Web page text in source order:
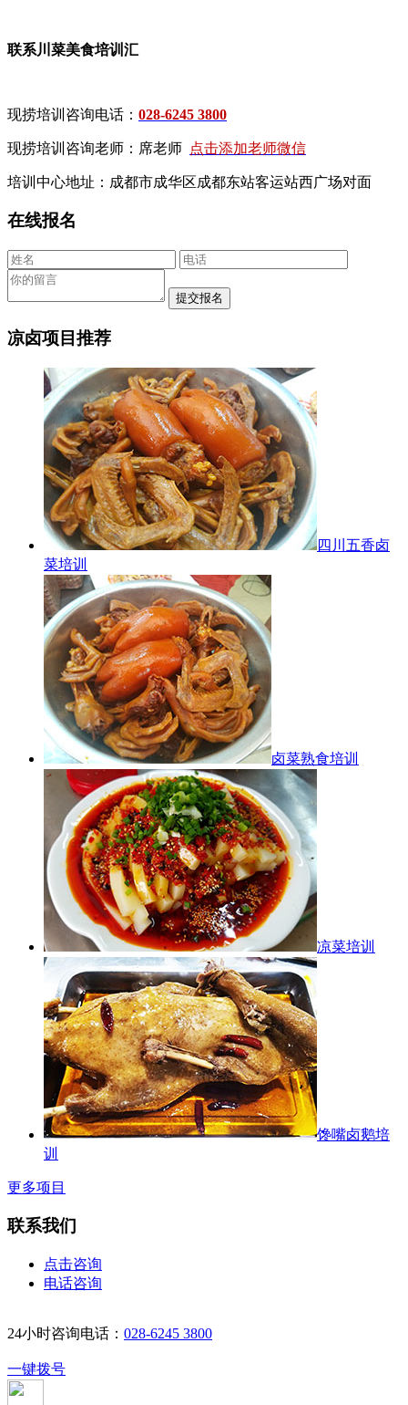
联系川菜美食培训汇
现捞培训咨询电话： 028-6245 3800
现捞培训咨询老师：席老师 点击添加老师微信
培训中心地址：成都市成华区成都东站客运站西广场对面
在线报名
凉卤项目推荐
四川五香卤
菜培训
卤菜熟食培训
凉菜培训
馋嘴卤鹅培
训
更多项目
联系我们
点击咨询
电话咨询
24小时咨询电话： 028-6245 3800
一键拨号